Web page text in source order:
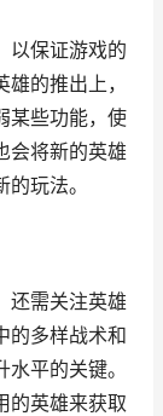
以保证游戏的
的推出上，
某些功能，使
会将新的英雄
玩法。
还需关注英雄
的多样战术和
平的关键。
的英雄来获取